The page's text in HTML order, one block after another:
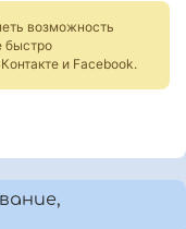
возможность
быстро
и Facebook.